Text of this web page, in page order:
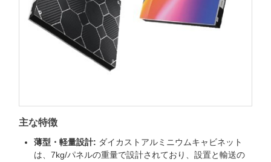
主な特徴
薄型・軽量設計: ダイカストアルミニウムキャビネット
は、7kg/パネルの重量で設計されており、設置と輸送の